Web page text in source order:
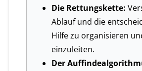
Die Rettungskette:
Ablauf und die
Hilfe zu organisieren
einzuleiten.
Der